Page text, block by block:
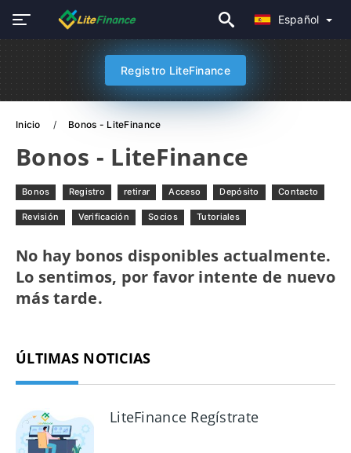
Español
Registro LiteFinance
Inicio Bonos - LiteFinance
Bonos - LiteFinance
Bonos Registro retirar Acceso Depósito Contacto
Revisión Verificación Socios Tutoriales
No hay bonos disponibles actualmente.
Lo sentimos, por favor intente de nuevo
más tarde.
ÚLTIMAS NOTICIAS
LiteFinance Regístrate